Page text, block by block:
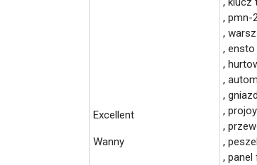
Excellent
Wanny
, pmn-
,
, ensto
,
,
,
,
,
,
,